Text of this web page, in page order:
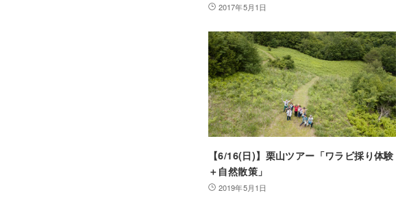
2017年5月1日
【6/16(日)】栗山ツアー「ワラビ採り体験
＋自然散策」
2019年5月1日